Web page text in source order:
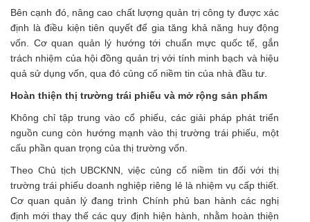
Bên cạnh đó, nâng cao chất lượng quản trị công ty được xác
định là điều kiện tiên quyết để gia tăng khả năng huy động
vốn. Cơ quan quản lý hướng tới chuẩn mực quốc tế, gắn
trách nhiệm của hội đồng quản trị với tính minh bạch và hiệu
quả sử dụng vốn, qua đó củng cố niềm tin của nhà đầu tư.
Hoàn thiện thị trường trái phiếu và mở rộng sản phẩm
Không chỉ tập trung vào cổ phiếu, các giải pháp phát triển
nguồn cung còn hướng mạnh vào thị trường trái phiếu, một
cấu phần quan trọng của thị trường vốn.
Theo Chủ tịch UBCKNN, việc củng cố niềm tin đối với thị
trường trái phiếu doanh nghiệp riêng lẻ là nhiệm vụ cấp thiết.
Cơ quan quản lý đang trình Chính phủ ban hành các nghị
định mới thay thế các quy định hiện hành, nhằm hoàn thiện